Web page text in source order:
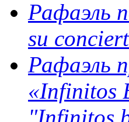
Рафаэль
su
Рафаэль
«Infinitos
"Infinitos